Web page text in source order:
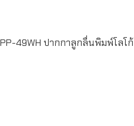
PP-49WH ปากกาลูกลื่นพิมพ์โลโก้